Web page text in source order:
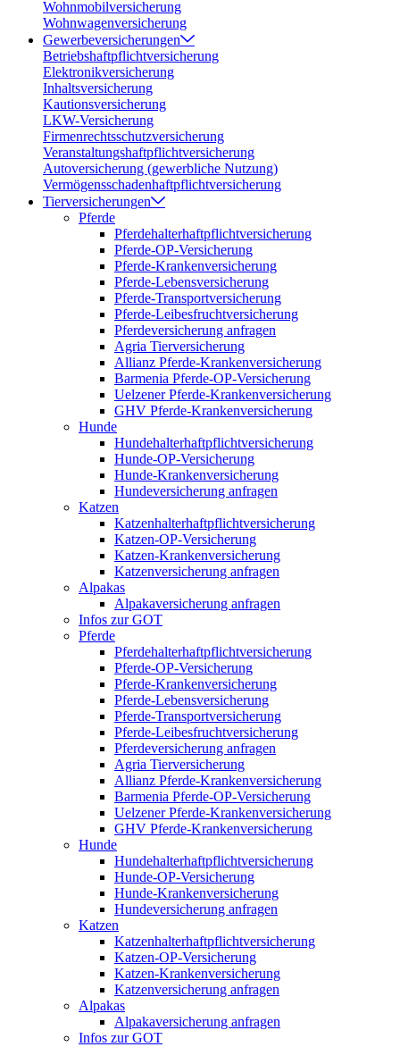
Wohnmobilversicherung
Wohnwagenversicherung
Gewerbeversicherungen
Betriebshaftpflichtversicherung
Elektronikversicherung
Inhaltsversicherung
Kautionsversicherung
LKW-Versicherung
Firmenrechtsschutzversicherung
Veranstaltungshaftpflichtversicherung
Autoversicherung (gewerbliche Nutzung)
Vermögensschadenhaftpflichtversicherung
Tierversicherungen
Pferde
Pferdehalterhaftpflichtversicherung
Pferde-OP-Versicherung
Pferde-Krankenversicherung
Pferde-Lebensversicherung
Pferde-Transportversicherung
Pferde-Leibesfruchtversicherung
Pferdeversicherung anfragen
Agria Tierversicherung
Allianz Pferde-Krankenversicherung
Barmenia Pferde-OP-Versicherung
Uelzener Pferde-Krankenversicherung
GHV Pferde-Krankenversicherung
Hunde
Hundehalterhaftpflichtversicherung
Hunde-OP-Versicherung
Hunde-Krankenversicherung
Hundeversicherung anfragen
Katzen
Katzenhalterhaftpflichtversicherung
Katzen-OP-Versicherung
Katzen-Krankenversicherung
Katzenversicherung anfragen
Alpakas
Alpakaversicherung anfragen
Infos zur GOT
Pferde
Pferdehalterhaftpflichtversicherung
Pferde-OP-Versicherung
Pferde-Krankenversicherung
Pferde-Lebensversicherung
Pferde-Transportversicherung
Pferde-Leibesfruchtversicherung
Pferdeversicherung anfragen
Agria Tierversicherung
Allianz Pferde-Krankenversicherung
Barmenia Pferde-OP-Versicherung
Uelzener Pferde-Krankenversicherung
GHV Pferde-Krankenversicherung
Hunde
Hundehalterhaftpflichtversicherung
Hunde-OP-Versicherung
Hunde-Krankenversicherung
Hundeversicherung anfragen
Katzen
Katzenhalterhaftpflichtversicherung
Katzen-OP-Versicherung
Katzen-Krankenversicherung
Katzenversicherung anfragen
Alpakas
Alpakaversicherung anfragen
Infos zur GOT